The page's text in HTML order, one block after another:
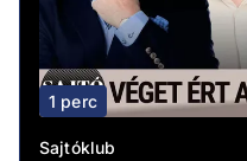
1 perc
Sajtóklub